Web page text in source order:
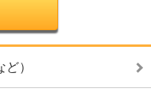
）